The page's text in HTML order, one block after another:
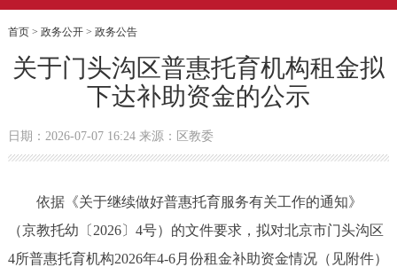
首页> 政务公开> 政务公告
关于门头沟区普惠托育机构租金拟
下达补助资金的公示
日期：2026-07-07 16:24 来源：区教委
依据《关于继续做好普惠托育服务有关工作的通知》
（京教托幼〔2026〕4号）的文件要求，拟对北京市门头沟区
4所普惠托育机构2026年4-6月份租金补助资金情况（见附件）